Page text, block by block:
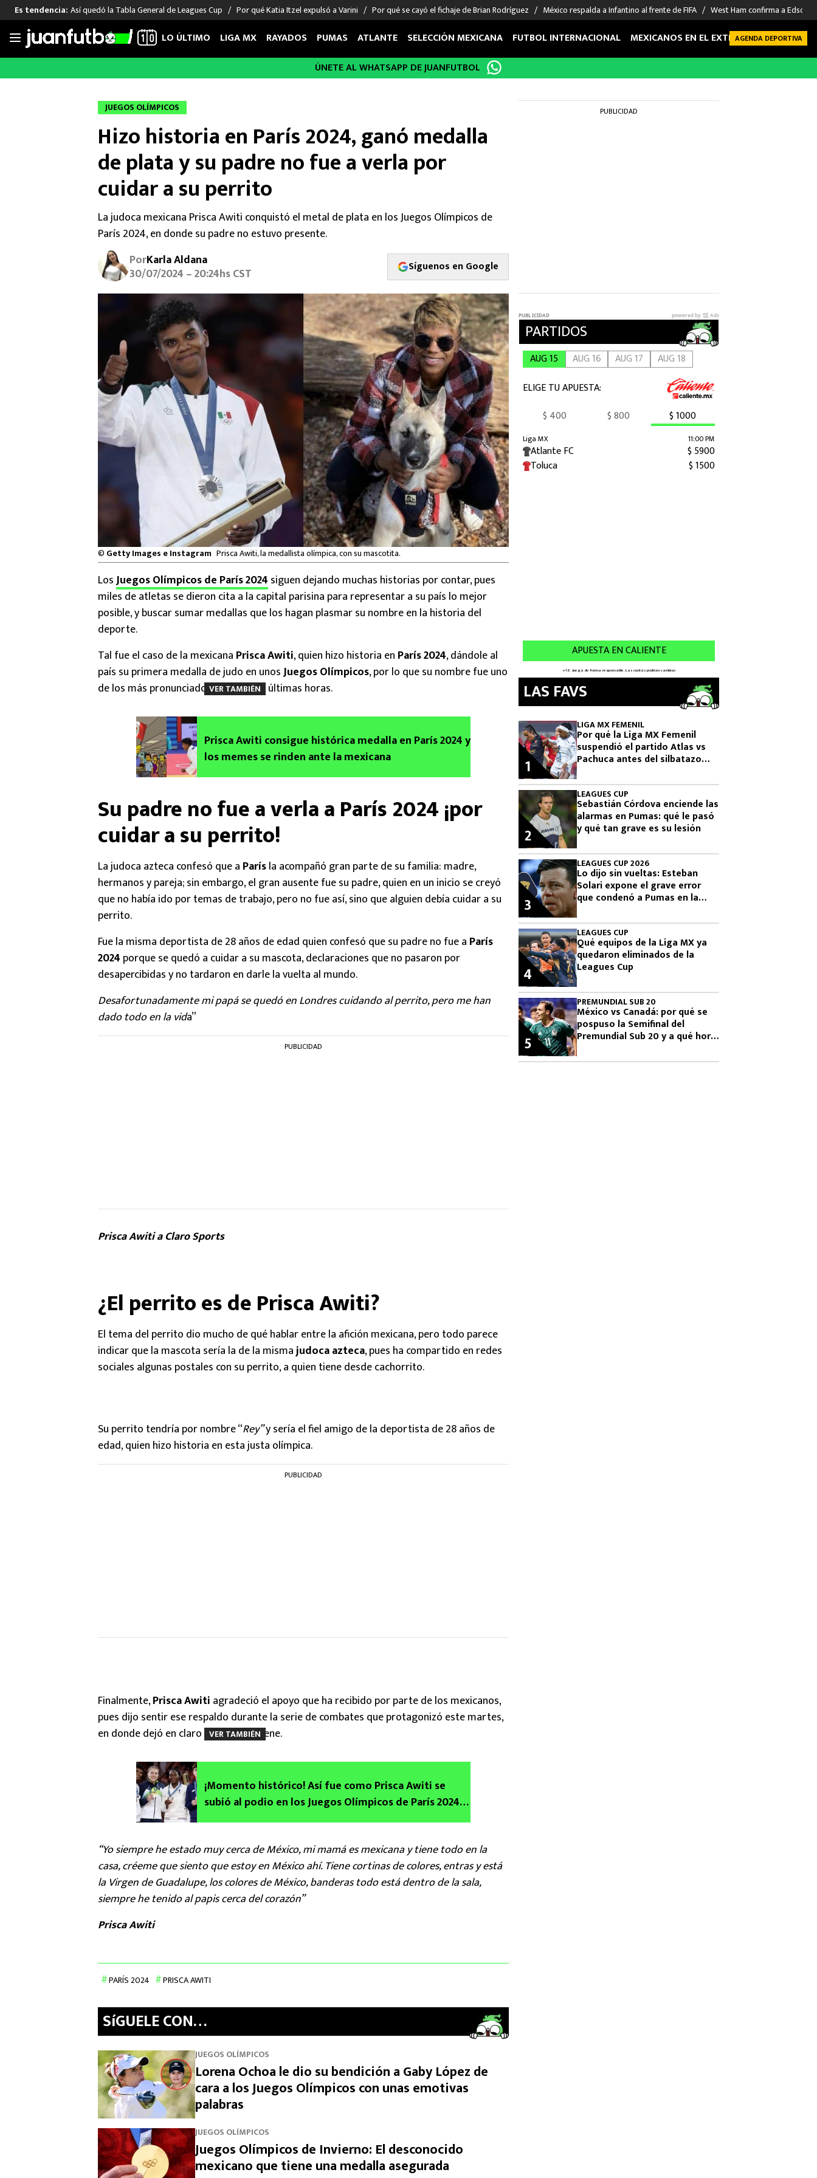
Saltar
Es tendencia: Así quedó la Tabla General de Leagues Cup Por qué Katia Itzel expulsó a Varini Por qué se cayó el fichaje de Brian Rodríguez México respalda a Infantino al frente de FIFA West Ham confirma a Edson
LIGA MX
Chivas de Guadalajara
Liga MX Femenil
FUT INTERNACIONAL
Las Noticias
Selección Mexicana
Champions League
Europa League
Real Madrid
Barcelona
MEXICANOS EN EL EXTRANJERO
Memo Ochoa
Chino Huerta
Edson Álvarez
Santiago Giménez
FIGURAS
Sergio Ramos
Giorgos Giakoumakis
André Jardine
DEPORTES
Boxeo
LO ÚLTIMO LIGA MX RAYADOS PUMAS ATLANTE SELECCIÓN MEXICANA FUTBOL INTERNACIONAL MEXICANOS EN EL EXTRANJERO FUTBOL
AGENDA DEPORTIVA
ÚNETE AL WHATSAPP DE JUANFUTBOL
JUEGOS OLÍMPICOS
Hizo historia en París 2024, ganó medalla
de plata y su padre no fue a verla por
cuidar a su perrito
La judoca mexicana Prisca Awiti conquistó el metal de plata en los Juegos Olímpicos de
París 2024, en donde su padre no estuvo presente.
PorKarla Aldana
30/07/2024 – 20:24hs CST Síguenos en Google
© Getty Images e Instagram Prisca Awiti, la medallista olímpica, con su mascotita.
LosJuegos Olímpicos de París 2024 siguen dejando muchas historias por contar, pues
miles de atletas se dieron cita a la capital parisina para representar a su país lo mejor
posible, y buscar sumar medallas que los hagan plasmar su nombre en la historia del
deporte.
Tal fue el caso de la mexicana Prisca Awiti, quien hizo historia en París 2024, dándole al
país su primera medalla de judo en unosJuegos Olímpicos, por lo que su nombre fue uno
de los más pronunciados durante las últimas horas.
VER TAMBIÉN
Prisca Awiti consigue histórica medalla en París 2024 y
los memes se rinden ante la mexicana
Su padre no fue a verla a París 2024 ¡por
cuidar a su perrito!
La judoca azteca confesó que a Parísla acompañó gran parte de su familia: madre,
hermanos y pareja; sin embargo, el gran ausente fue su padre, quien en un inicio se creyó
que no había ido por temas de trabajo, pero no fue así, sino que alguien debía cuidar a su
perrito.
Fue la misma deportista de 28 años de edad quien confesó que su padre no fue a París
2024 porque se quedó a cuidar a su mascota, declaraciones que no pasaron por
desapercibidas y no tardaron en darle la vuelta al mundo.
Desafortunadamente mi papá se quedó en Londres cuidando al perrito, pero me han
dado todo en la vida”
PUBLICIDAD
Prisca Awiti a Claro Sports
¿El perrito es de Prisca Awiti?
El tema del perrito dio mucho de qué hablar entre la afición mexicana, pero todo parece
indicar que la mascota sería la de la mismajudoca azteca, pues ha compartido en redes
sociales algunas postales con su perrito, a quien tiene desde cachorrito.
Su perrito tendría por nombre “Rey”y sería el fiel amigo de la deportista de 28 años de
edad, quien hizo historia en esta justa olímpica.
PUBLICIDAD
Finalmente,Prisca Awiti agradeció el apoyo que ha recibido por parte de los mexicanos,
pues dijo sentir ese respaldo durante la serie de combates que protagonizó este martes,
en donde dejó en claro el nivel que tiene.
VER TAMBIÉN
¡Momento histórico! Así fue como Prisca Awiti se
subió al podio en los Juegos Olímpicos de París 2024 |
VIDEO
“Yo siempre he estado muy cerca de México, mi mamá es mexicana y tiene todo en la
casa, créeme que siento que estoy en México ahí. Tiene cortinas de colores, entras y está
la Virgen de Guadalupe, los colores de México, banderas todo está dentro de la sala,
siempre he tenido al papis cerca del corazón”
Prisca Awiti
PARÍS 2024 PRISCA AWITI
SíGUELE CON…
JUEGOS OLÍMPICOS
Lorena Ochoa le dio su bendición a Gaby López de
cara a los Juegos Olímpicos con unas emotivas
palabras
JUEGOS OLÍMPICOS
Juegos Olímpicos de Invierno: El desconocido
mexicano que tiene una medalla asegurada
PUBLICIDAD
LAS FAVS
LIGA MX FEMENIL
Por qué la Liga MX Femenil
suspendió el partido Atlas vs
Pachuca antes del silbatazo
1
LEAGUES CUP
Sebastián Córdova enciende las
alarmas en Pumas: qué le pasó
y qué tan grave es su lesión
2
LEAGUES CUP 2026
Lo dijo sin vueltas: Esteban
Solari expone el grave error
que condenó a Pumas en la
3
LEAGUES CUP
Qué equipos de la Liga MX ya
quedaron eliminados de la
Leagues Cup
4
PREMUNDIAL SUB 20
México vs Canadá: por qué se
pospuso la Semifinal del
Premundial Sub 20 y a qué hora
5